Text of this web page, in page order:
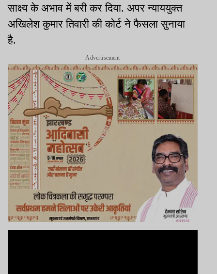
साक्ष्य के अभाव में बरी कर दिया. अपर न्याययुक्त
अखिलेश कुमार तिवारी की कोर्ट ने फैसला सुनाया
है.
Advertisement